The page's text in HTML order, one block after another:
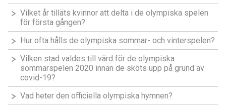
Vilket år tilläts kvinnor att delta i de olympiska spelen
för första gången?
Hur ofta hålls de olympiska sommar- och vinterspelen?
Vilken stad valdes till värd för de olympiska
sommarspelen 2020 innan de sköts upp på grund av
covid-19?
Vad heter den officiella olympiska hymnen?